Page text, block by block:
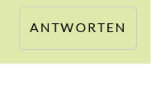
ANTWORTEN